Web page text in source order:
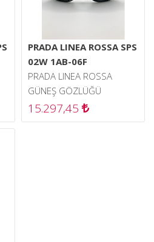
PRADA LINEA ROSSA SPS
02W 1AB-06F
PRADA LINEA ROSSA
GÜNEŞ GÖZLÜĞÜ
15.297,45